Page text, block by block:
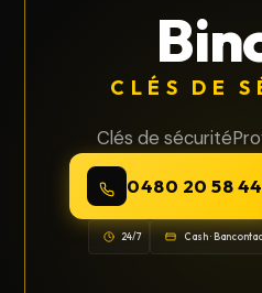
CLÉS DE
Clés de sécurité
0480 20 58 44
24/7 Cash ·